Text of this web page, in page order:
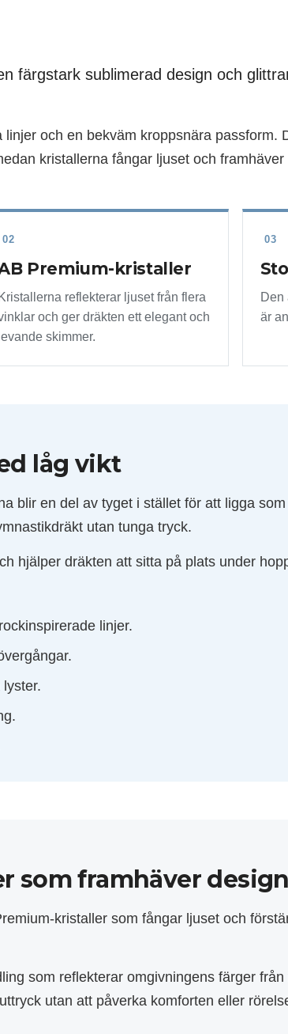
färgstark sublimerad design och
och en bekväm kroppsnära passform.
kristallerna fångar ljuset och framhäver
02
Premium-kristaller
Kristallerna reflekterar ljuset från flera
och ger dräkten ett elegant och
levande skimmer.
03
Den
är
låg vikt
blir en del av tyget i stället för att ligga
utan tunga tryck.
hjälper dräkten att sitta på plats under
linjer.
som framhäver
kristaller som fångar ljuset och
som reflekterar omgivningens färger
utan att påverka komforten eller